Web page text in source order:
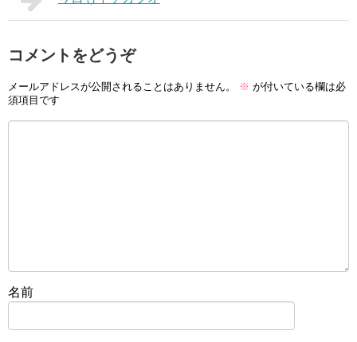
コメントをどうぞ
メールアドレスが公開されることはありません。 ※ が付いている欄は必
須項目です
名前